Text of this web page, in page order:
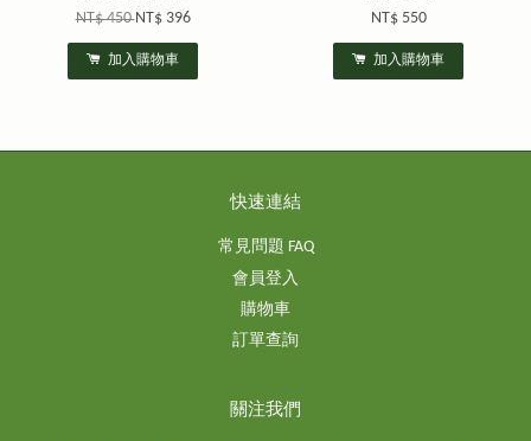
NT$ 450NT$ 396
加入購物車
NT$ 550
加入購物車
快速連結
常見問題 FAQ
會員登入
購物車
訂單查詢
關注我們